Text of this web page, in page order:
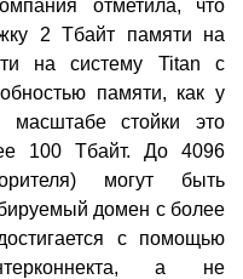
отметила, что
2 Тбайт памяти на
на систему Titan с
памяти, как у
стойки это
100 Тбайт. До 4096
могут быть
домен с более
с помощью
а не